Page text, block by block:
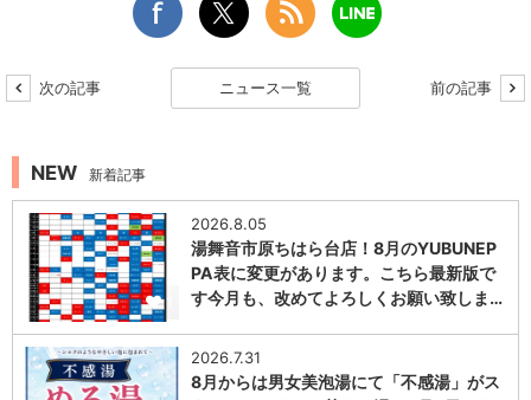
次の記事 ニュース一覧 前の記事
NEW 新着記事
1
2026.8.05
湯舞音市原ちはら台店！8月のYUBUNEP
PA表に変更があります。こちら最新版で
す今月も、改めてよろしくお願い致しま…
2026.7.31
8月からは男女美泡湯にて「不感湯」がス